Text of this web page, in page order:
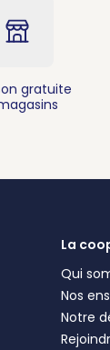
gratuite
La
Qui
Nos
Notre